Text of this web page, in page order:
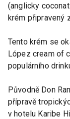
(anglicky
krém připravený
Tento krém se
López cream of
populárního
Původně Don
přípravě
v hotelu Karibe